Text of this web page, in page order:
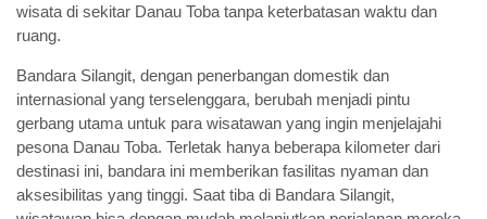
wisata di sekitar Danau Toba tanpa keterbatasan waktu dan
ruang.
Bandara Silangit, dengan penerbangan domestik dan
internasional yang terselenggara, berubah menjadi pintu
gerbang utama untuk para wisatawan yang ingin menjelajahi
pesona Danau Toba. Terletak hanya beberapa kilometer dari
destinasi ini, bandara ini memberikan fasilitas nyaman dan
aksesibilitas yang tinggi. Saat tiba di Bandara Silangit,